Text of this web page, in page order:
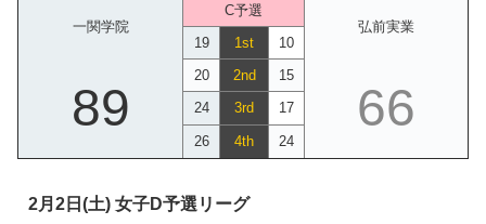
一関学院
C予選
弘前実業
19
1st 10
89
20 2nd 15
66
24 3rd 17
26 4th 24
2月2日(土) 女子D予選リーグ